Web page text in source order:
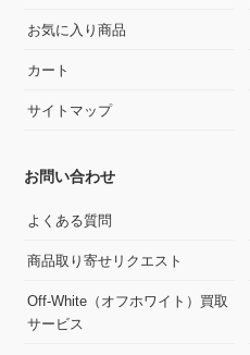
お気に入り商品
カート
サイトマップ
お問い合わせ
よくある質問
商品取り寄せリクエスト
Off-White（オフホワイト）買取
サービス